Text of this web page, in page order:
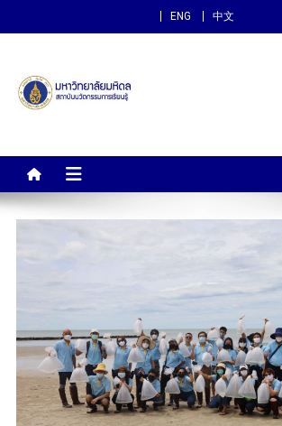
ENG 中文
สถาบันนวัตกรรมกา